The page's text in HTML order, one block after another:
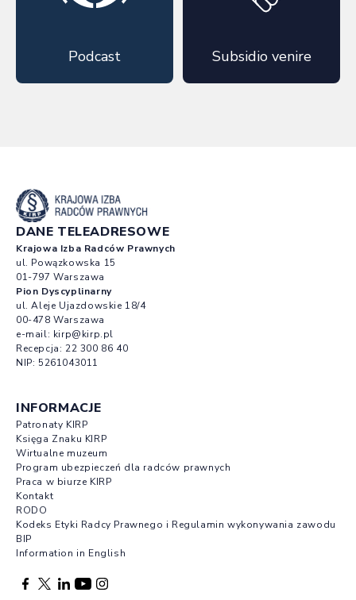
Podcast Subsidio venire
DANE TELEADRESOWE
Krajowa Izba Radców Prawnych
ul. Powązkowska 15
01-797 Warszawa
Pion Dyscyplinarny
ul. Aleje Ujazdowskie 18/4
00-478 Warszawa
e-mail: kirp@kirp.pl
Recepcja: 22 300 86 40
NIP: 5261043011
INFORMACJE
Patronaty KIRP
Księga Znaku KIRP
Wirtualne muzeum
Program ubezpieczeń dla radców prawnych
Praca w biurze KIRP
Kontakt
RODO
Kodeks Etyki Radcy Prawnego i Regulamin wykonywania zawodu
BIP
Information in English
Facebook otwierany w nowej karcie
Profil X otwierany w nowej karcie
Profil LinkedIn otwierany w nowej karcie
Profil YouTube otwierany w nowej karcie
Profil Instagram otwierany w nowej karcie